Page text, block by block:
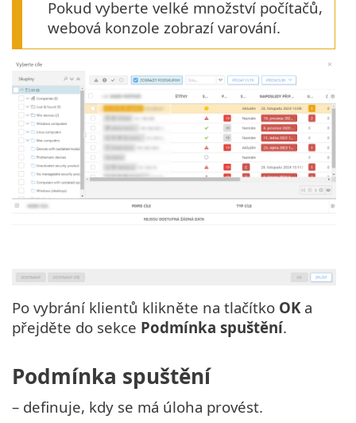
Pokud vyberte velké množství počítačů,
webová konzole zobrazí varování.
Po vybrání klientů klikněte na tlačítko OKa
přejděte do sekce Podmínka spuštění.
Podmínka spuštění
– definuje, kdy se má úloha provést.